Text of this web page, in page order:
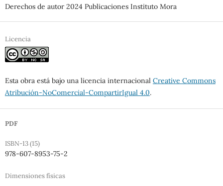
Derechos de autor 2024 Publicaciones Instituto Mora
Licencia
Esta obra está bajo una licencia internacional Creative Commons
Atribución-NoComercial-CompartirIgual 4.0.
PDF
ISBN-13 (15)
978-607-8953-75-2
Dimensiones físicas